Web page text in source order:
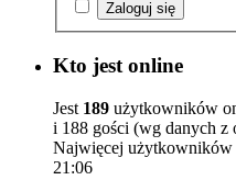
Kto jest online
Jest 189 użytkowników
i 188 gości (wg danych z
Najwięcej użytkowników
21:06